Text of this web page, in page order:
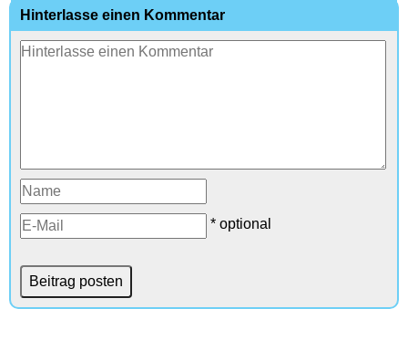
Hinterlasse einen Kommentar
* optional